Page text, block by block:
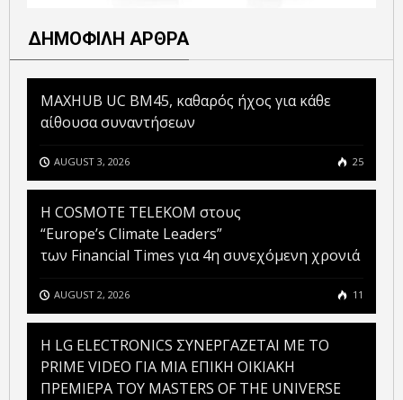
ΔΗΜΟΦΙΛΗ ΑΡΘΡΑ
MAXHUB UC BM45, καθαρός ήχος για κάθε
αίθουσα συναντήσεων
AUGUST 3, 2026 25
Η COSMOTE TELEKOM στους
“Europe’s Climate Leaders”
των Financial Times για 4η συνεχόμενη χρονιά
AUGUST 2, 2026 11
H LG ELECTRONICS ΣΥΝΕΡΓΑΖΕΤΑΙ ΜΕ ΤΟ
PRIME VIDEO ΓΙΑ ΜΙΑ ΕΠΙΚΗ ΟΙΚΙΑΚΗ
ΠΡΕΜΙΕΡΑ ΤΟΥ MASTERS OF THE UNIVERSE